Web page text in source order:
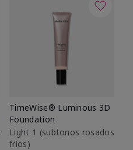
TimeWise® Luminous 3D
Foundation
Light 1​ (subtonos rosados
fríos)